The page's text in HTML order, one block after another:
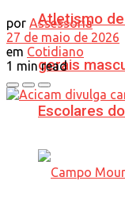
Atletismo
gerais
Escolares
por Assessoria
27 de maio de 2026
em Cotidiano
1 min read